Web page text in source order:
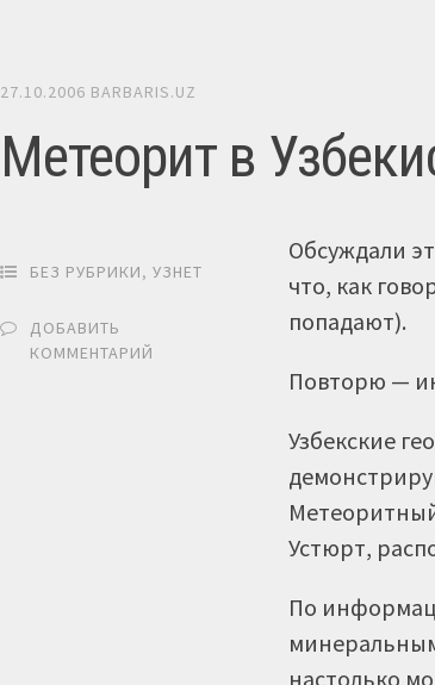
27.10.2006 BARBARIS.UZ
Метеорит в
БЕЗ РУБРИКИ,УЗНЕТ
ДОБАВИТЬ
КОММЕНТАРИЙ
Обсуждали
что, как
попадают).
Повторю —
Узбекские
Устюрт,
По
настолько